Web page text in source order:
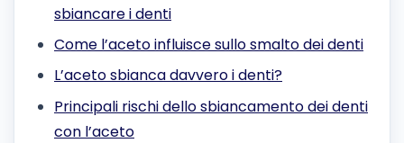
sbiancare i denti
Come l’aceto influisce sullo smalto dei denti
L’aceto sbianca davvero i denti?
Principali rischi dello sbiancamento dei denti
con l’aceto